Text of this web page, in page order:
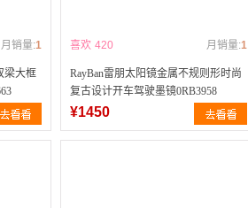
月销量:1
梁大框
喜欢 420 月销量:1
RayBan雷朋太阳镜金属不规则形时尚
复古设计开车驾驶墨镜0RB3958
¥1450